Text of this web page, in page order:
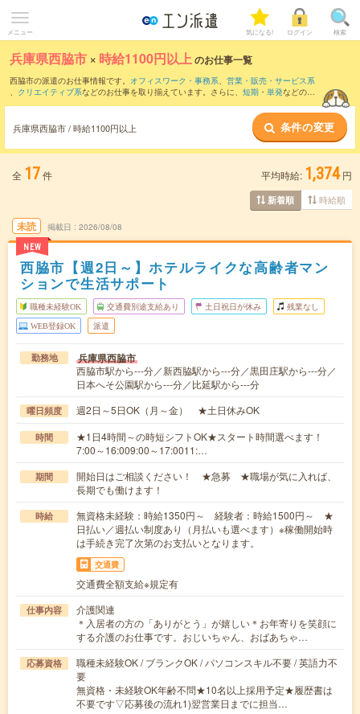
メニュー 気になる! ログイン 検索
兵庫県西脇市 × 時給1100円以上のお仕事一覧
西脇市の派遣のお仕事情報です。 オフィスワーク・事務系、 営業・販売・サービス系
、 クリエイティブ系などのお仕事を取り揃えています。さらに、 短期 ・ 単発などの期
時給1150円以上 ・1800円以上の求人はこちら
当サイトでは法令を遵守し、最低賃金以上の求人のみを掲載しています。
兵庫県西脇市 / 時給1100円以上 条件の変更
全 17件 平均時給: 1,374 円
新着順 時給順
未読
NEW
掲載日 2026/08/08
西脇市【週2日～】ホテルライクな高齢者マン
ションで生活サポート
職種未経験OK 交通費別途支給あり 土日祝日が休み 残業なし
WEB登録OK 派遣
勤務地 兵庫県西脇市
西脇市駅から---分／新西脇駅から---分／黒田庄駅から---分／
日本へそ公園駅から---分／比延駅から---分
曜日頻度 週2日～5日OK（月～金） ★土日休みOK
時間
★1日4時間～の時短シフトOK★スタート時間選べます！
7:00～16:009:00～17:0011:…
期間
開始日はご相談ください！ ★急募 ★職場が気に入れば、
長期でも働けます！
時給
無資格未経験：時給1350円～ 経験者：時給1500円～ ★
日払い／週払い制度あり（月払いも選べます）※稼働開始時
は手続き完了次第のお支払いとなります。
交通費
交通費全額支給※規定有
仕事内容
介護関連
＊入居者の方の「ありがとう」が嬉しい＊お年寄りを笑顔に
する介護のお仕事です。おじいちゃん、おばあちゃ…
応募資格
職種未経験OK / ブランクOK / パソコンスキル不要 / 英語力不
要
無資格・未経験OK年齢不問★10名以上採用予定★履歴書は
不要です▽応募後の流れ1)翌営業日までに担当…